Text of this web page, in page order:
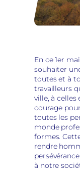
En ce 1er
souhaiter
toutes et à
travailleurs
ville, à celles
courage
toutes les
monde
formes.
rendre
à notre